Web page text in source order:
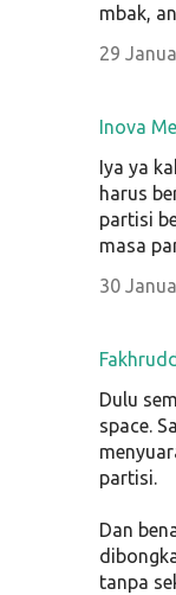
mbak,
29
Inova
Iya ya
harus
partisi
masa
30
Dulu
space.
partisi.
Dan
tanpa